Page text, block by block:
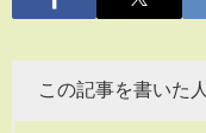
この記事を書いた人